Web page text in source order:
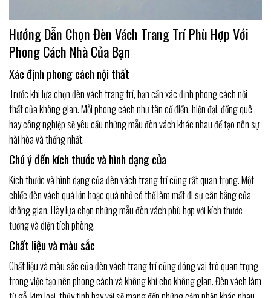
Hướng Dẫn Chọn Đèn Vách Trang Trí Phù Hợp Với
Phong Cách Nhà Của Bạn
Xác định phong cách nội thất
Trước khi lựa chọn đèn vách trang trí, bạn cần xác định phong cách nội
thất của không gian. Mỗi phong cách như tân cổ điển, hiện đại, đồng quê
hay công nghiệp sẽ yêu cầu những mẫu đèn vách khác nhau để tạo nên sự
hài hòa và thống nhất.
Chú ý đến kích thước và hình dạng của
Kích thước và hình dạng của đèn vách trang trí cũng rất quan trọng. Một
chiếc đèn vách quá lớn hoặc quá nhỏ có thể làm mất đi sự cân bằng của
không gian. Hãy lựa chọn những mẫu đèn vách phù hợp với kích thước
tường và diện tích phòng.
Chất liệu và màu sắc
Chất liệu và màu sắc của đèn vách trang trí cũng đóng vai trò quan trọng
trong việc tạo nên phong cách và không khí cho không gian. Đèn vách làm